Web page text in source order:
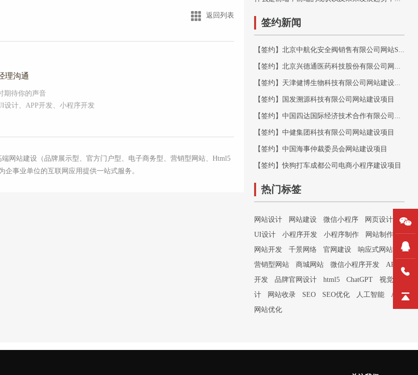
返回列表
理沟通
期待你的声音
设计、APP开发、小程序开发
网站建设（品牌展示型、官方门户型、电子商务型、营销型网站、Html5
事业单位的互联网应用提供一站式服务。
签约新闻
【签约】北京中航化安全阀销售有限公司网站SEO优化项目
【签约】北京兴德通医药科技股份有限公司网站建设项目
【签约】天津健博生物科技有限公司网站建设项目
【签约】国发溯源科技有限公司网站建设项目
【签约】中国四达国际经济技术合作有限公司网站建设项目
【签约】中健集团科技有限公司网站建设项目
【签约】中国海事仲裁委员会网站建设项目
【签约】快狗打车成都公司电商小程序建设项目
热门标签
网站设计 网站建设 微信小程序
网页设计
UI设计
小程序开发 小程序制作
网站制作
网站开发
千景网络 官网建设
响应式网站
营销型网站
商城网站 微信小程序开发
APP
开发
品牌官网设计 html5 ChatGPT
视觉设
计
网站收录 SEO SEO优化 人工智能
AI
网站优化